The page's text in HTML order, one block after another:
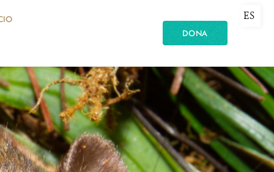
DONA
ES